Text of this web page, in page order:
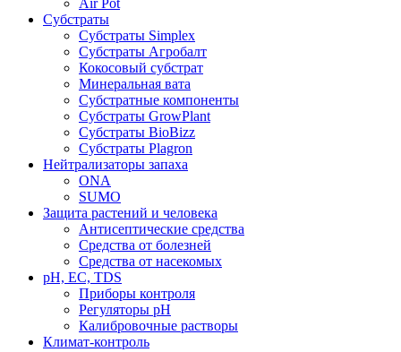
Air Pot
Субстраты
Субстраты Simplex
Субстраты Агробалт
Кокосовый субстрат
Минеральная вата
Субстратные компоненты
Субстраты GrowPlant
Субстраты BioBizz
Субстраты Plagron
Нейтрализаторы запаха
ONA
SUMO
Защита растений и человека
Антисептические средства
Средства от болезней
Средства от насекомых
pH, EC, TDS
Приборы контроля
Регуляторы pH
Калибровочные растворы
Климат-контроль